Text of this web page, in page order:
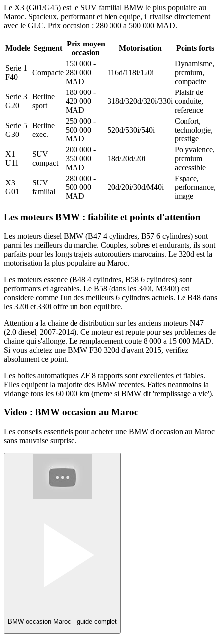
Le X3 (G01/G45) est le SUV familial BMW le plus populaire au
Maroc. Spacieux, performant et bien equipe, il rivalise directement
avec le GLC. Prix occasion : 280 000 a 500 000 MAD.
Modele Segment
Prix moyen
occasion
Motorisation Points forts
Serie 1
F40
Compacte
150 000 -
280 000
MAD
116d/118i/120i
Dynamisme,
premium,
compacite
Serie 3
G20
Berline
sport
180 000 -
420 000
MAD
318d/320d/320i/330i
Plaisir de
conduite,
reference
Serie 5
G30
Berline
exec.
250 000 -
500 000
MAD
520d/530i/540i
Confort,
technologie,
prestige
X1
U11
SUV
compact
200 000 -
350 000
MAD
18d/20d/20i
Polyvalence,
premium
accessible
X3
G01
SUV
familial
280 000 -
500 000
MAD
20d/20i/30d/M40i
Espace,
performance,
image
Les moteurs BMW : fiabilite et points d'attention
Les moteurs diesel BMW (B47 4 cylindres, B57 6 cylindres) sont
parmi les meilleurs du marche. Couples, sobres et endurants, ils sont
parfaits pour les longs trajets autoroutiers marocains. Le 320d est la
motorisation la plus populaire au Maroc.
Les moteurs essence (B48 4 cylindres, B58 6 cylindres) sont
performants et agreables. Le B58 (dans les 340i, M340i) est
considere comme l'un des meilleurs 6 cylindres actuels. Le B48 dans
les 320i et 330i offre un bon equilibre.
Attention a la chaine de distribution sur les anciens moteurs N47
(2.0 diesel, 2007-2014). Ce moteur est repute pour ses problemes de
chaine qui s'allonge. Le remplacement coute 8 000 a 15 000 MAD.
Si vous achetez une BMW F30 320d d'avant 2015, verifiez
absolument ce point.
Les boites automatiques ZF 8 rapports sont excellentes et fiables.
Elles equipent la majorite des BMW recentes. Faites neanmoins la
vidange tous les 60 000 km (meme si BMW dit 'remplissage a vie').
Video : BMW occasion au Maroc
Les conseils essentiels pour acheter une BMW d'occasion au Maroc
sans mauvaise surprise.
BMW occasion Maroc : guide complet